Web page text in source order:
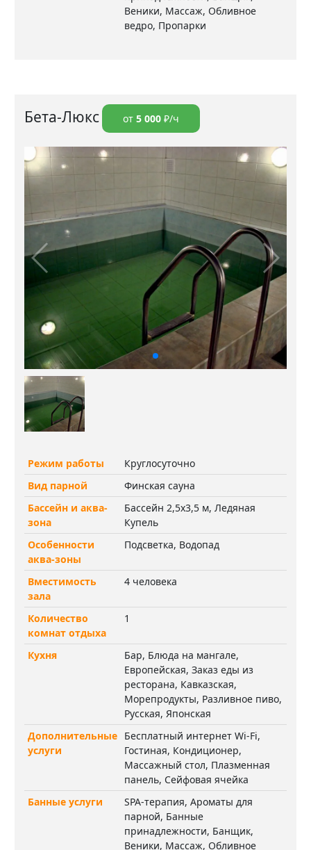
Веники, Массаж, Обливное
ведро, Пропарки
Бета-Люкс от 5 000 ₽/ч
Режим работы
Круглосуточно
Вид парной
Финская сауна
Бассейн и аква-
зона
Бассейн 2,5х3,5 м, Ледяная
Купель
Особенности
аква-зоны
Подсветка, Водопад
Вместимость
зала
4 человека
Количество
комнат отдыха
1
Кухня
Бар, Блюда на мангале,
Европейская, Заказ еды из
ресторана, Кавказская,
Морепродукты, Разливное пиво,
Русская, Японская
Дополнительные
услуги
Бесплатный интернет Wi-Fi,
Гостиная, Кондиционер,
Массажный стол, Плазменная
панель, Сейфовая ячейка
Банные услуги
SPA-терапия, Ароматы для
парной, Банные
принадлежности, Банщик,
Веники, Массаж, Обливное